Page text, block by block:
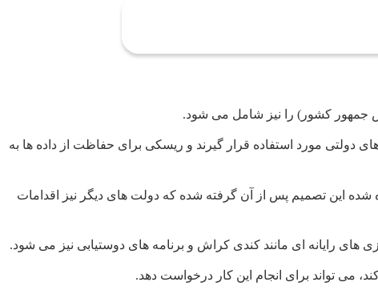
جمهور کشور) را نیز شامل می شود.
دولتی مورد استفاده قرار گیرند و ریسکی برای حفاظت از داده ها به
این تصمیم پس از آن گرفته شده که دولت های دیگر نیز اقدامات
های رایانه ای مانند کندی کراش و برنامه های دوستیابی نیز می شود.
می تواند برای انجام این کار درخواست دهد.